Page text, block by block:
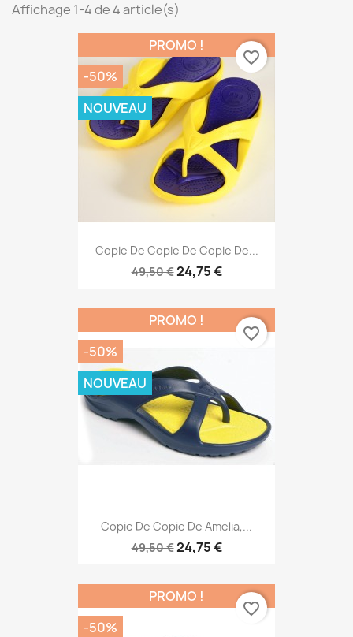
Affichage 1-4 de 4 article(s)
Copie De Copie De Copie De...
49,50 €24,75 €
PROMO !
-50%
NOUVEAU
favorite_border
Copie De Copie De Amelia,...
49,50 €24,75 €
PROMO !
-50%
NOUVEAU
favorite_border
PROMO !
-50%
favorite_border